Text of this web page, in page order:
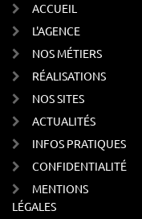
ACCUEIL
L'AGENCE
NOS MÉTIERS
RÉALISATIONS
NOS SITES
ACTUALITÉS
INFOS PRATIQUES
CONFIDENTIALITÉ
MENTIONS
LÉGALES